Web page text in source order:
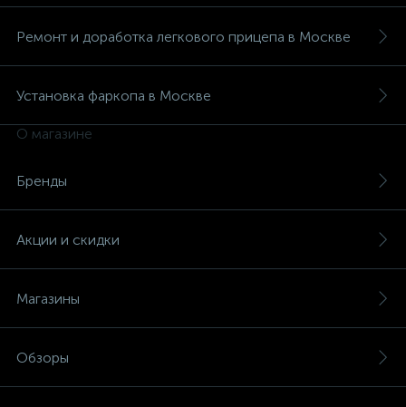
Ремонт и доработка легкового прицепа в Москве
Установка фаркопа в Москве
О магазине
Бренды
Акции и скидки
Магазины
Обзоры